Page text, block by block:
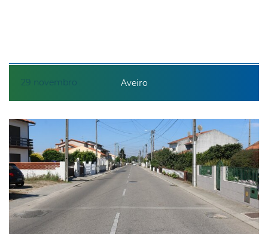
29 novembro Aveiro